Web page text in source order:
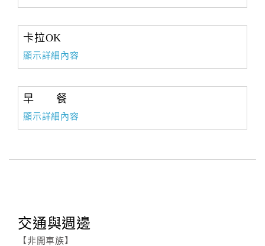
卡拉OK
顯示詳細內容
早 餐
顯示詳細內容
交通與週邊
【非開車族】